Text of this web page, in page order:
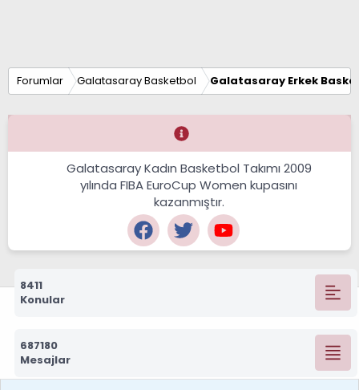
Forumlar Galatasaray Basketbol Galatasaray Erkek
Galatasaray Kadın Basketbol Takımı 2009
yılında FIBA EuroCup Women kupasını
kazanmıştır.
8411
Konular
687180
Mesajlar